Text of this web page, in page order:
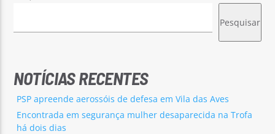
Pesquisar
NOTÍCIAS RECENTES
PSP apreende aerossóis de defesa em Vila das Aves
Encontrada em segurança mulher desaparecida na Trofa
há dois dias